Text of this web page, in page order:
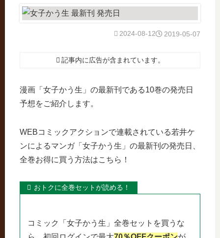
2019-05-07
2024-08-12
記事内に広告が含まれています。
漫画「女子かう生」の最新刊である10巻の発売日
予想をご紹介します。
WEBコミックアクションで連載されている若井ケ
ンによるマンガ「女子かう生」の最新刊の発売日、
全巻お得に買う方法はこちら！
おトクに全巻セットが読める！
コミック「女子かう生」全巻セットを買うな